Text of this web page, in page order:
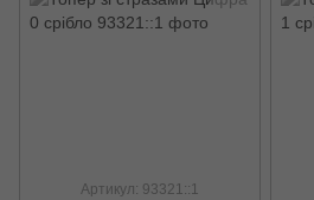
Артикул: 93321::1